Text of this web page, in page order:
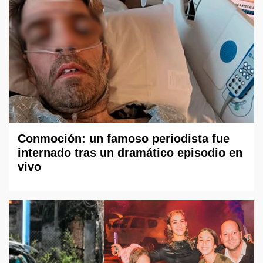
Conmoción: un famoso periodista fue
internado tras un dramático episodio en
vivo